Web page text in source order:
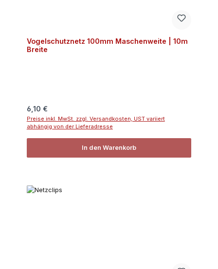
Vogelschutznetz 100mm Maschenweite | 10m
Breite
Regulärer Preis:
6,10 €
Preise inkl. MwSt. zzgl. Versandkosten, UST variiert
abhängig von der Lieferadresse
In den Warenkorb